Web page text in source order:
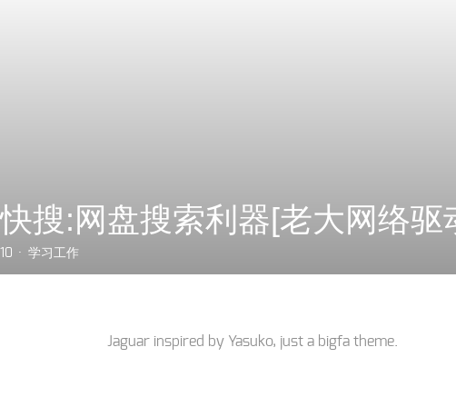
搜:网盘搜索利器[老大网络驱
学习工作
Jaguar inspired by Yasuko, just a bigfa theme.